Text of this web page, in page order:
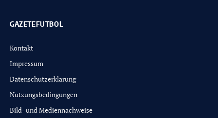
GAZETEFUTBOL
Kontakt
Impressum
Datenschutzerklärung
Nutzungsbedingungen
Bild- und Mediennachweise